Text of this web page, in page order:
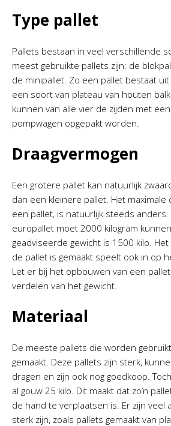
Type pallet
Pallets bestaan in veel verschillende
meest gebruikte pallets zijn: de
de minipallet. Zo een pallet bestaat
een soort van plateau van houten
kunnen van alle vier de zijden met
pompwagen opgepakt worden.
Draagvermogen
Een grotere pallet kan natuurlijk
dan een kleinere pallet. Het maximale
een pallet, is natuurlijk steeds anders.
europallet moet 2000 kilogram
geadviseerde gewicht is 1500 kilo.
de pallet is gemaakt speelt ook in op
Let er bij het opbouwen van een
verdelen van het gewicht.
Materiaal
De meeste pallets die worden
gemaakt. Deze pallets zijn sterk,
dragen en zijn ook nog goedkoop.
al gouw 25 kilo. Dit maakt dat zo’n
de hand te verplaatsen is. Er zijn veel
sterk zijn, zoals pallets gemaakt van